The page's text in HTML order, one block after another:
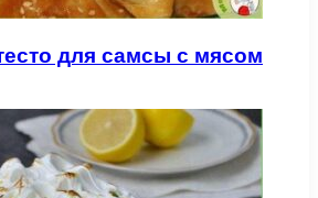
для самсы с мясом